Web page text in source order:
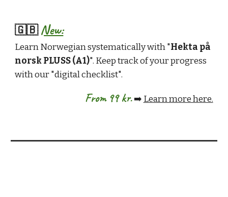
🇬🇧New:
Learn Norwegian systematically with "Hekta på
norsk PLUSS (A1)". Keep track of your progress
with our "digital checklist".
From 99 kr. ➡️ Learn more here.